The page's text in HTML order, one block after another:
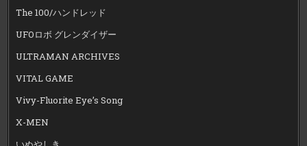
The 100/ハンドレッド
UFOロボ グレンダイザー
ULTRAMAN ARCHIVES
VITAL GAME
Vivy-Fluorite Eye’s Song
X-MEN